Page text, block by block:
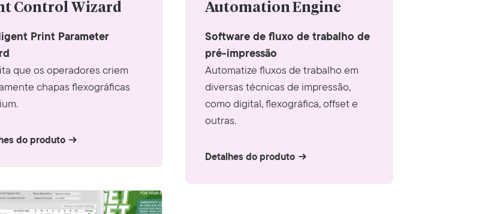
Control Wizard
Print Parameter
que os operadores criem
chapas flexográficas
do produto
Automation Engine
Software de fluxo de trabalho de
pré-impressão
Automatize fluxos de trabalho em
diversas técnicas de impressão,
como digital, flexográfica, offset e
outras.
Detalhes do produto